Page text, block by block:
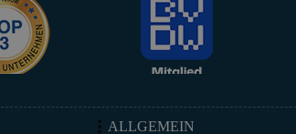
ALLGEMEIN